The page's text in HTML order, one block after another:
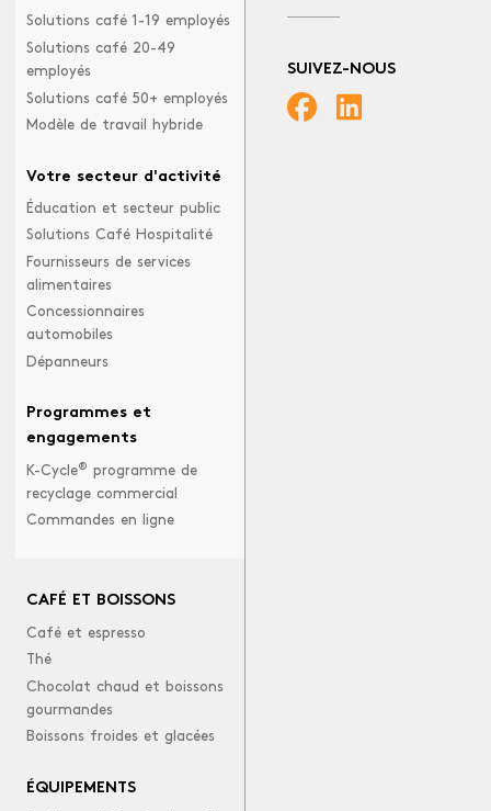
Solutions café 1-19 employés
Solutions café 20-49
employés
Solutions café 50+ employés
Modèle de travail hybride
Votre secteur d'activité
Éducation et secteur public
Solutions Café Hospitalité
Fournisseurs de services
alimentaires
Concessionnaires
automobiles
Dépanneurs
Programmes et
engagements
K-Cycle® programme de
recyclage commercial
Commandes en ligne
CAFÉ ET BOISSONS
Café et espresso
Thé
Chocolat chaud et boissons
gourmandes
Boissons froides et glacées
ÉQUIPEMENTS
SUIVEZ-NOUS